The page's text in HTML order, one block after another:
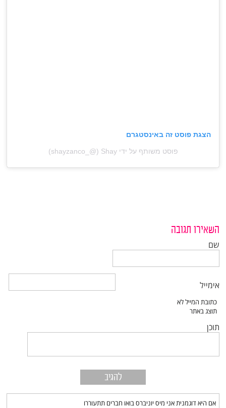
הצגת פוסט זה באינסטגרם
פוסט משותף על ידי ‏‎Shay‎‏ (@‏‎shayzanco_‎‏)
השאירו תגובה
שם
אימייל
תוכן
אם היא דוגמנית אני מיס יוניברס בואו חברים תתעוררו